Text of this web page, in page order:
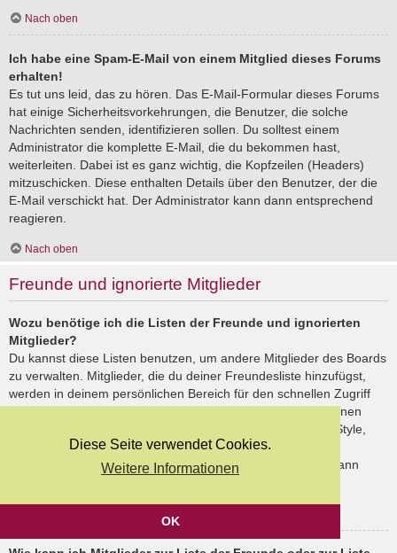
Diese Seite verwendet Cookies.
Weitere Informationen
OK
Nach oben
Ich habe eine Spam-E-Mail von einem Mitglied dieses Forums
erhalten!
Es tut uns leid, das zu hören. Das E-Mail-Formular dieses Forums
hat einige Sicherheitsvorkehrungen, die Benutzer, die solche
Nachrichten senden, identifizieren sollen. Du solltest einem
Administrator die komplette E-Mail, die du bekommen hast,
weiterleiten. Dabei ist es ganz wichtig, die Kopfzeilen (Headers)
mitzuschicken. Diese enthalten Details über den Benutzer, der die
E-Mail verschickt hat. Der Administrator kann dann entsprechend
reagieren.
Nach oben
Freunde und ignorierte Mitglieder
Wozu benötige ich die Listen der Freunde und ignorierten
Mitglieder?
Du kannst diese Listen benutzen, um andere Mitglieder des Boards
zu verwalten. Mitglieder, die du deiner Freundesliste hinzufügst,
werden in deinem persönlichen Bereich für den schnellen Zugriff
aufgelistet. Du siehst dort deren Onlinestatus und kannst ihnen
schnell eine Private Nachricht senden. Abhängig von dem Style,
den du verwendest, können Beiträge deiner Freunde auch
hervorgehoben sein. Wenn du einen Benutzer ignorierst, dann